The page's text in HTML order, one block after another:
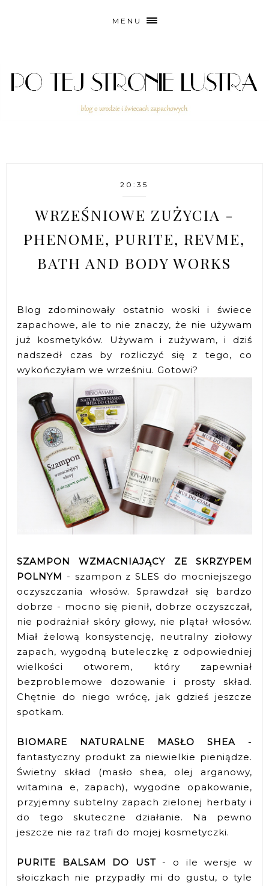
MENU
20:35
WRZEŚNIOWE ZUŻYCIA -
PHENOME, PURITE, REVME,
BATH AND BODY WORKS
Blog zdominowały ostatnio woski i świece
zapachowe, ale to nie znaczy, że nie używam
już kosmetyków. Używam i zużywam, i dziś
nadszedł czas by rozliczyć się z tego, co
wykończyłam we wrześniu. Gotowi?
SZAMPON WZMACNIAJĄCY ZE SKRZYPEM
POLNYM - szampon z SLES do mocniejszego
oczyszczania włosów. Sprawdzał się bardzo
dobrze - mocno się pienił, dobrze oczyszczał,
nie podrażniał skóry głowy, nie plątał włosów.
Miał żelową konsystencję, neutralny ziołowy
zapach, wygodną buteleczkę z odpowiedniej
wielkości otworem, który zapewniał
bezproblemowe dozowanie i prosty skład.
Chętnie do niego wrócę, jak gdzieś jeszcze
spotkam.
BIOMARE NATURALNE MASŁO SHEA-
fantastyczny produkt za niewielkie pieniądze.
Świetny skład (masło shea, olej arganowy,
witamina e, zapach), wygodne opakowanie,
przyjemny subtelny zapach zielonej herbaty i
do tego skuteczne działanie. Na pewno
jeszcze nie raz trafi do mojej kosmetyczki.
PURITE BALSAM DO UST- o ile wersje w
słoiczkach nie przypadły mi do gustu, o tyle